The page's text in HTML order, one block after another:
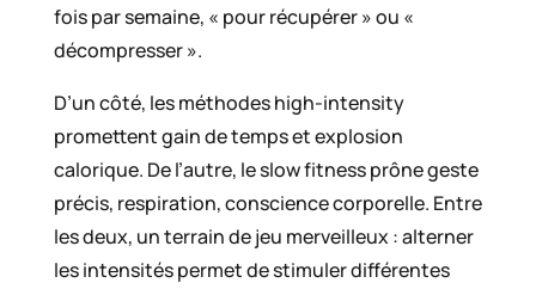
fois par semaine, « pour récupérer » ou «
décompresser ».
D’un côté, les méthodes high-intensity
promettent gain de temps et explosion
calorique. De l’autre, le slow fitness prône geste
précis, respiration, conscience corporelle. Entre
les deux, un terrain de jeu merveilleux : alterner
les intensités permet de stimuler différentes